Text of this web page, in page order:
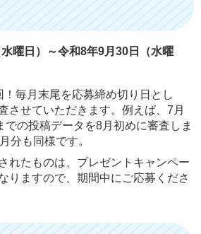
曜日）～令和8年9月30日（水曜
！毎月末尾を応募締め切り日とし
させていただきます。例えば、7月
での投稿データを8月初めに審査しま
分も同様です。
れたものは、プレゼントキャンペー
りますので、期間中にご応募くださ